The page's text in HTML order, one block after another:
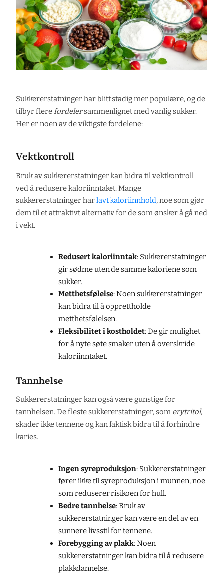
Sukkererstatninger har blitt stadig mer populære, og de
tilbyr flerefordelersammenlignet med vanlig sukker.
Her er noen av de viktigste fordelene:
Vektkontroll
Bruk av sukkererstatninger kan bidra til vektkontroll
ved å redusere kaloriinntaket. Mange
sukkererstatninger harlavt kaloriinnhold, noe som gjør
dem til et attraktivt alternativ for de som ønsker å gå ned
i vekt.
Redusert kaloriinntak: Sukkererstatninger
gir sødme uten de samme kaloriene som
sukker.
Metthetsfølelse: Noen sukkererstatninger
kan bidra til å opprettholde
metthetsfølelsen.
Fleksibilitet i kostholdet: De gir mulighet
for å nyte søte smaker uten å overskride
kaloriinntaket.
Tannhelse
Sukkererstatninger kan også være gunstige for
tannhelsen. De fleste sukkererstatninger, som erytritol,
skader ikke tennene og kan faktisk bidra til å forhindre
karies.
Ingen syreproduksjon: Sukkererstatninger
fører ikke til syreproduksjon i munnen, noe
som reduserer risikoen for hull.
Bedre tannhelse: Bruk av
sukkererstatninger kan være en del av en
sunnere livsstil for tennene.
Forebygging av plakk: Noen
sukkererstatninger kan bidra til å redusere
plakkdannelse.